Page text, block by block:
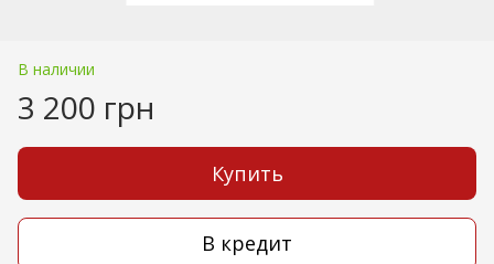
В наличии
3 200 грн
Купить
В кредит